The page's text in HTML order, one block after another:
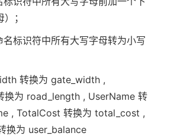
；
名标识符中所有大写字母转为小写
转换为 gate_width ,
换为 road_length , UserName 转
, TotalCost 转换为 total_cost ,
换为 user_balance